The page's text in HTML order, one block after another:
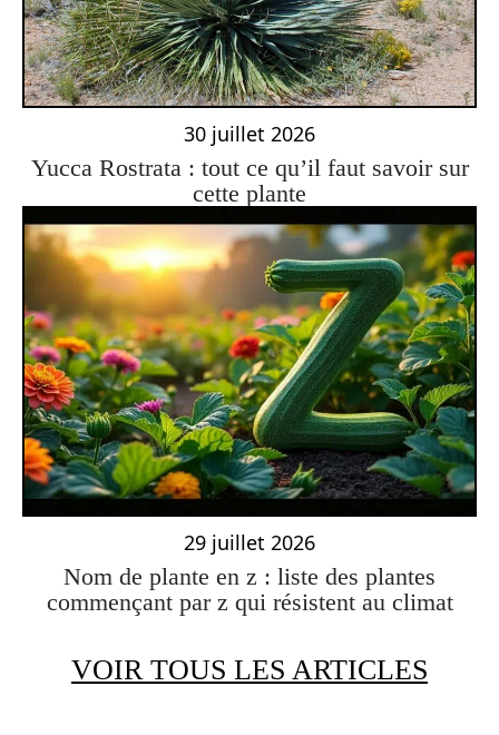
30 juillet 2026
Yucca Rostrata : tout ce qu’il faut savoir sur
cette plante
29 juillet 2026
Nom de plante en z : liste des plantes
commençant par z qui résistent au climat
VOIR TOUS LES ARTICLES